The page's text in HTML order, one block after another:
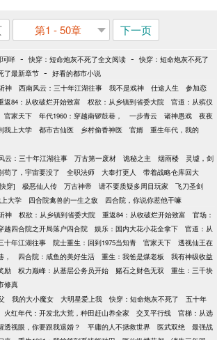
第1 - 50章 下一页
咩 - 快穿：短命炮灰不死了全文阅读 - 快穿：短命炮灰不死了
了最新章节 - 好看的都市小说
神 西南风云：三十年江湖往事 我不是戏神 仕途人生
参加恋
返84：从收破烂开始致富 权欲：从乡镇到省委大院
官道：从殡仪
官家天下 年代1960：穿越南锣鼓巷， 一步青云 诸神愚戏
夜夜
我上大学 都市古仙医 乡村偷香神医 官婿
重生年代，我的
云：三十年江湖往事 万古第一废材 诡秘之主 烟雨楼
灵墟，剑
苟了，宇宙要没了 全职法师 大奉打更人
带着战略仓库回大
穿] 极恶仙人传 万古神帝 请不要质疑多周目玩家
飞刀圣剑
大学 四合院禽兽的一生之敌 四合院，你说你惹他干嘛
神 权欲：从乡镇到省委大院 重返84：从收破烂开始致富
官场：
越四合院之开局落户四合院 娱乐：国内大花小花全拿下
官道：从
十年江湖往事 院士重生：回到1975当知青 官家天下
透视仙王在
， 四合院：咸鱼的美好生活 重生：我爸是煤老板
我有神级收益
励 权力巅峰：从基层公务员开始 赌石之财色无双
重生：三千块
修真
我的大小魔女 大明星爱上我 快穿：短命炮灰不死了
五十年
火红年代：开发北大荒，种田赶山养全家 交叉平行线
官梯：从选
透视眼，你要跟我退婚？ 平庸的人不拯救世界 医武双绝
最强战